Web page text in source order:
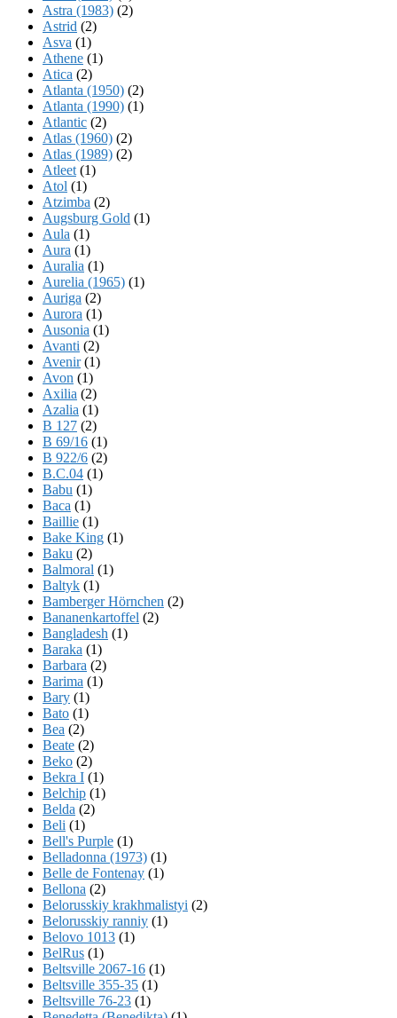
Astra (1983) (2)
Astrid (2)
Asva (1)
Athene (1)
Atica (2)
Atlanta (1950) (2)
Atlanta (1990) (1)
Atlantic (2)
Atlas (1960) (2)
Atlas (1989) (2)
Atleet (1)
Atol (1)
Atzimba (2)
Augsburg Gold (1)
Aula (1)
Aura (1)
Auralia (1)
Aurelia (1965) (1)
Auriga (2)
Aurora (1)
Ausonia (1)
Avanti (2)
Avenir(1)
Avon (1)
Axilia (2)
Azalia (1)
B 127 (2)
B 69/16 (1)
B 922/6 (2)
B.C.04 (1)
Babu (1)
Baca (1)
Baillie (1)
Bake King (1)
Baku (2)
Balmoral (1)
Baltyk (1)
Bamberger Hörnchen (2)
Bananenkartoffel (2)
Bangladesh (1)
Baraka (1)
Barbara (2)
Barima (1)
Bary (1)
Bato (1)
Bea (2)
Beate (2)
Beko (2)
Bekra I (1)
Belchip (1)
Belda (2)
Beli (1)
Bell's Purple (1)
Belladonna (1973) (1)
Belle de Fontenay (1)
Bellona (2)
Belorusskiy krakhmalistyi (2)
Belorusskiy ranniy (1)
Belovo 1013 (1)
BelRus (1)
Beltsville 2067-16 (1)
Beltsville 355-35 (1)
Beltsville 76-23 (1)